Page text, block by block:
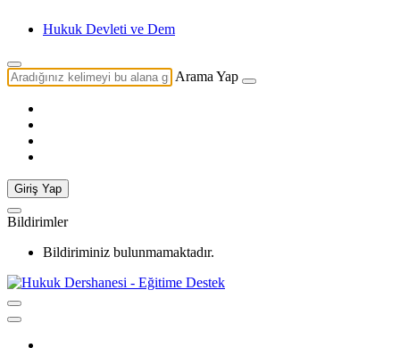
Hukuk Devleti ve Demokrasi Arasındaki
Arama Yap
Giriş Yap
Bildirimler
Bildiriminiz bulunmamaktadır.